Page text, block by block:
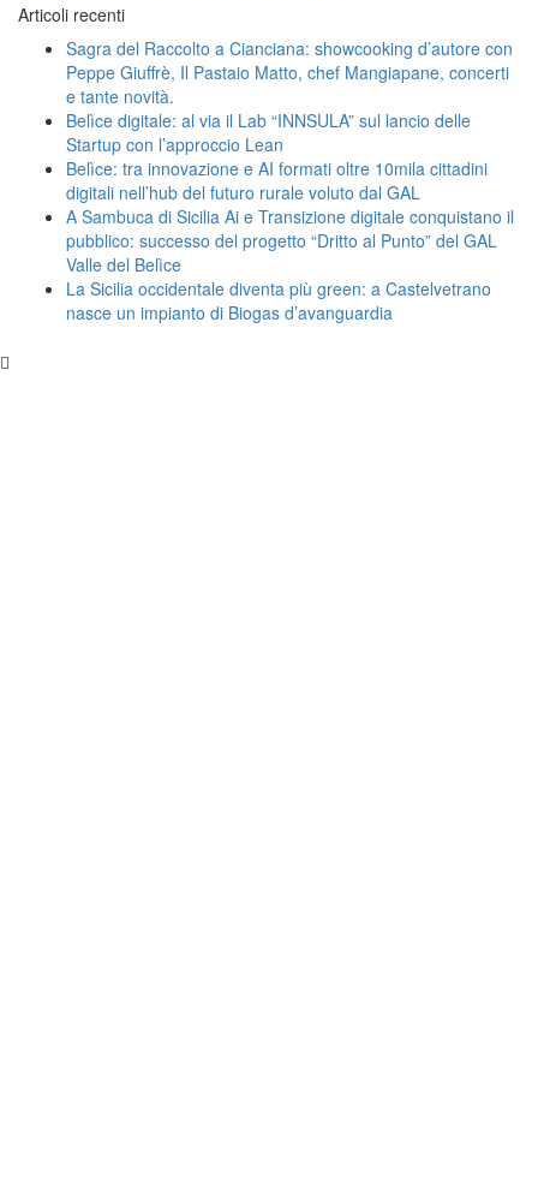
Articoli recenti
Sagra del Raccolto a Cianciana: showcooking d’autore con
Peppe Giuffrè, Il Pastaio Matto, chef Mangiapane, concerti
e tante novità.
Belìce digitale: al via il Lab “INNSULA” sul lancio delle
Startup con l’approccio Lean
Belìce: tra innovazione e AI formati oltre 10mila cittadini
digitali nell’hub del futuro rurale voluto dal GAL
A Sambuca di Sicilia Ai e Transizione digitale conquistano il
pubblico: successo del progetto “Dritto al Punto” del GAL
Valle del Belìce
La Sicilia occidentale diventa più green: a Castelvetrano
nasce un impianto di Biogas d’avanguardia